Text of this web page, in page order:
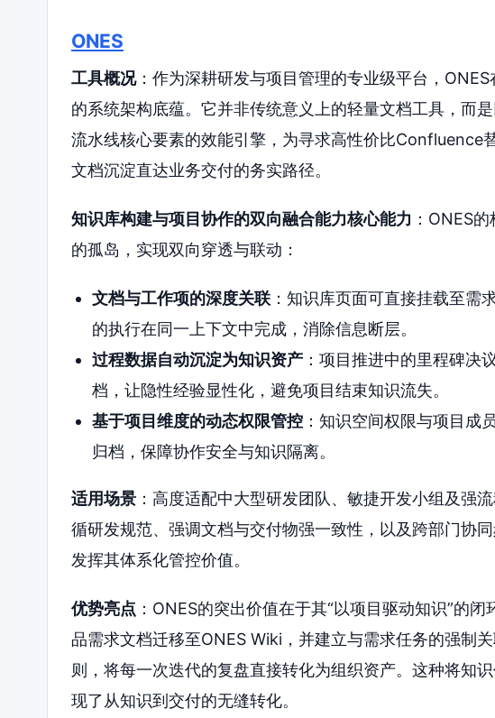
ONES
工具概况：作为深耕研发与项目管理的专业级平台，
的系统架构底蕴。它并非传统意义上的轻量文档工具，而
流水线核心要素的效能引擎，为寻求高性价比Confluence
文档沉淀直达业务交付的务实路径。
知识库构建与项目协作的双向融合能力核心能力 ：ONES
的孤岛，实现双向穿透与联动：
文档与工作项的深度关联：知识库页面可直接挂载至需
的执行在同一上下文中完成，消除信息断层。
过程数据自动沉淀为知识资产：项目推进中的里程碑决
档，让隐性经验显性化，避免项目结束知识流失。
基于项目维度的动态权限管控：知识空间权限与项目成
归档，保障协作安全与知识隔离。
适用场景 ：高度适配中大型研发团队、敏捷开发小组及强
循研发规范、强调文档与交付物强一致性，以及跨部门协
发挥其体系化管控价值。
优势亮点 ：ONES的突出价值在于其“以项目驱动知识”的
品需求文档迁移至ONES Wiki，并建立与需求任务的强制
则，将每一次迭代的复盘直接转化为组织资产。这种将知
现了从知识到交付的无缝转化。